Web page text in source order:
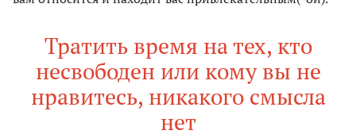
Тратить время на тех, кто
несвободен или кому вы не
нравитесь, никакого смысла
нет